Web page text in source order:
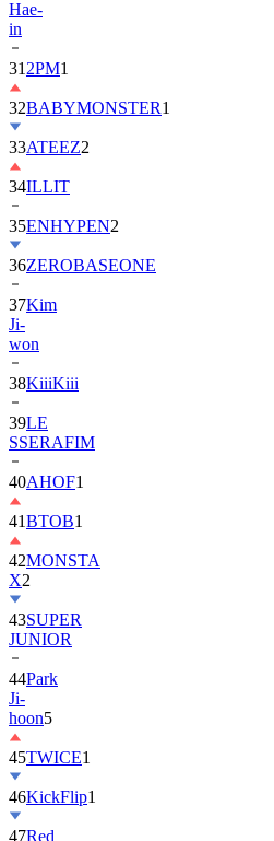
31
32 BABYMONSTER
33ATEEZ2
34ILLIT
35ENHYPEN
36ZEROBASEONE
37Kim
Ji-
won
38KiiiKiii
39LE
SSERAFIM
40AHOF1
41BTOB1
42MONSTA
X
43SUPER
JUNIOR
44Park
Ji-
hoon5
45TWICE
46KickFlip
47Red
Velvet